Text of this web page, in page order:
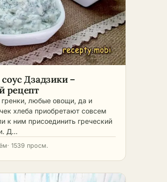
Дзадзики –
рецепт
любые овощи, да и
хлеба приобретают совсем
к ним присоединить греческий
Д…
· 1539 просм.